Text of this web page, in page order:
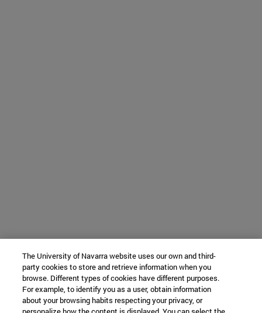
The University of Navarra website uses our own and third-
party cookies to store and retrieve information when you
browse. Different types of cookies have different purposes.
For example, to identify you as a user, obtain information
about your browsing habits respecting your privacy, or